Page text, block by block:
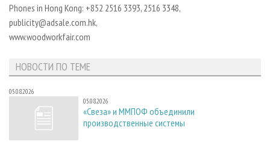
ЛЕСОПИЛЕНИЕ
ДЕРЕВООБРАБОТКА
ПРОИЗВОДСТВО ДРЕВЕСНЫХ ПЛИТ
ДЕРЕВЯННОЕ ДОМОСТРОЕНИЕ
ПРОИЗВОДСТВО МЕБЕЛИ
БИОЭНЕРГЕТИКА
НОВОСТИ ЖУРНАЛА
НОВОСТИ КОМПАНИЙ
ПРЕДПРИЯТИЯ ЛПК
ЛЕСНЫЕ РЕГИОНЫ РОССИИ
МОБИЛЬНЫЕ ВЫСТАВКИ
ОФИЦИАЛЬНЫЕ ДЕЛЕГАЦИИ
ПРИОРИТЕТНЫЕ ИНВЕСТПРОЕКТЫ
RUSSIAN FORESTRY REVIEW
АРХИВ ЖУРНАЛОВ
СТАТЬИ
О ЖУРНАЛЕ
ПОДПИСКА
РЕКЛАМОДАТЕЛЯМ
РЕКЛАМА НА САЙТЕ
Phones in Hong Kong: +852 2516 3393, 2516 3348,
publicity@adsale.com.hk,
www.woodworkfair.com
НОВОСТИ ПО ТЕМЕ
05.08.2026
05.08.2026
«Свеза» и ММПОФ объединили
производственные системы